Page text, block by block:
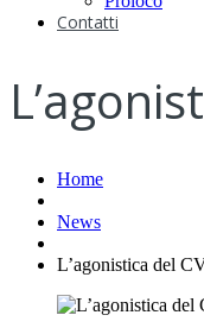
Contatti
Home
News
L’agonistica del